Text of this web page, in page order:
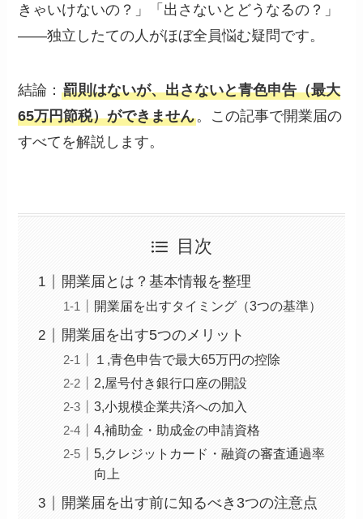
きゃいけないの？」「出さないとどうなるの？」
——独立したての人がほぼ全員悩む疑問です。
結論：罰則はないが、出さないと青色申告（最大
65万円節税）ができません。この記事で開業届の
すべてを解説します。
目次
開業届とは？基本情報を整理
開業届を出すタイミング（3つの基準）
開業届を出す5つのメリット
１,青色申告で最大65万円の控除
2,屋号付き銀行口座の開設
3,小規模企業共済への加入
4,補助金・助成金の申請資格
5,クレジットカード・融資の審査通過率
向上
開業届を出す前に知るべき3つの注意点